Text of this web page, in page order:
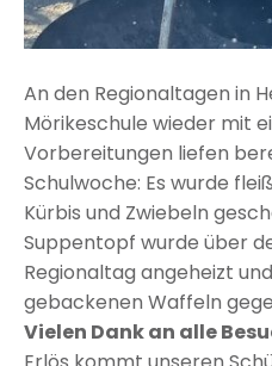
An den Regionaltagen in
Mörikeschule wieder mit
Vorbereitungen liefen
Schulwoche: Es wurde
Kürbis und Zwiebeln
Suppentopf wurde über
Regionaltag angeheizt
gebackenen Waffeln
Vielen Dank an alle